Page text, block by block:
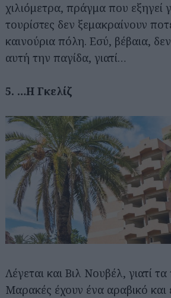
χιλιόμετρα, πράγμα που εξηγεί
τουρίστες δεν ξεμακραίνουν
καινούρια πόλη. Εσύ, βέβαια,
αυτή την παγίδα, γιατί…
5. …Η Γκελίζ
Λέγεται και Βιλ Νουβέλ, γιατί
Μαρακές έχουν ένα αραβικό και